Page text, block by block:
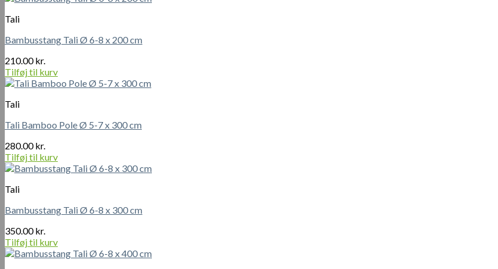
Tali
Bambusstang Tali Ø 6-8 x 200 cm
210.00kr.
Tilføj til kurv
Tali
Tali Bamboo Pole Ø 5-7 x 300 cm
280.00kr.
Tilføj til kurv
Tali
Bambusstang Tali Ø 6-8 x 300 cm
350.00kr.
Tilføj til kurv